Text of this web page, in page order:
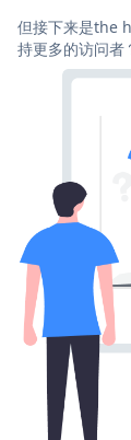
但接下来是the
持更多的访问者